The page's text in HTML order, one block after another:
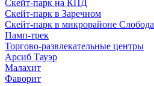
Скейт-парк на КПД
Скейт-парк в Заречном
Скейт-парк в микрорайоне Слобода
Памп-трек
Торгово-развлекательные центры
Арсиб Тауэр
Малахит
Фаворит